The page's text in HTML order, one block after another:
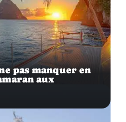
pas manquer en
aux